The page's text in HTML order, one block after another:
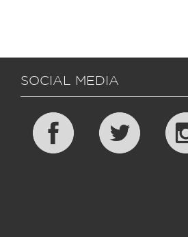
SOCIAL MEDIA